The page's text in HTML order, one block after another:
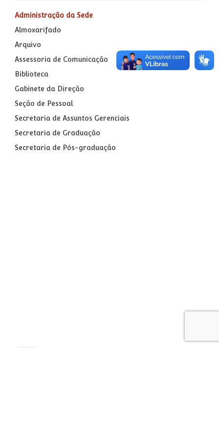
Administração da Sede
Almoxarifado
Arquivo
Assessoria de Comunicação
Biblioteca
Gabinete da Direção
Seção de Pessoal
Secretaria de Assuntos Gerenciais
Secretaria de Graduação
Secretaria de Pós-graduação